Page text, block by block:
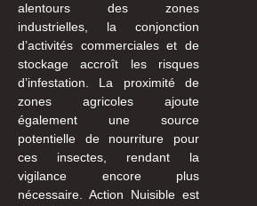
alentours des zones
industrielles, la conjonction
d’activités commerciales et de
stockage accroît les risques
d’infestation. La proximité de
zones agricoles ajoute
également une source
potentielle de nourriture pour
ces insectes, rendant la
vigilance encore plus
nécessaire. Action Nuisible est